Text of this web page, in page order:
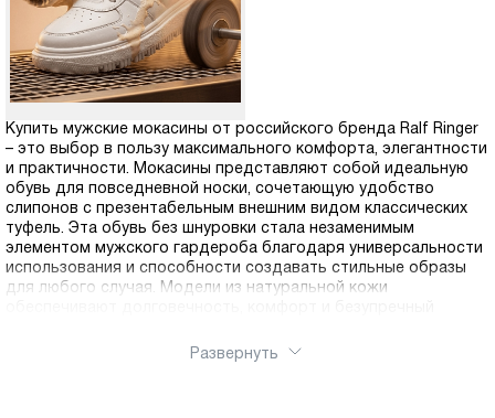
Купить мужские мокасины от российского бренда Ralf Ringer
– это выбор в пользу максимального комфорта, элегантности
и практичности. Мокасины представляют собой идеальную
обувь для повседневной носки, сочетающую удобство
слипонов с презентабельным внешним видом классических
туфель. Эта обувь без шнуровки стала незаменимым
элементом мужского гардероба благодаря универсальности
использования и способности создавать стильные образы
для любого случая. Модели из натуральной кожи
воздухопроницаемостью, позволяя ногам дышать и
Развернуть